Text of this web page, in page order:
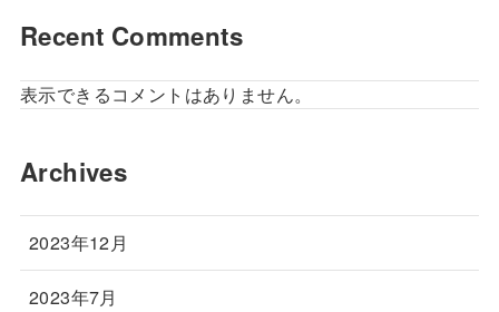
Recent Comments
表示できるコメントはありません。
Archives
2023年12月
2023年7月